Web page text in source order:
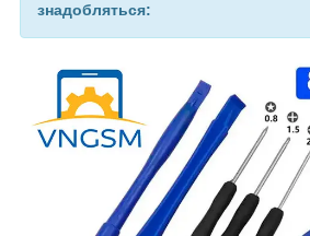
знадобляться: